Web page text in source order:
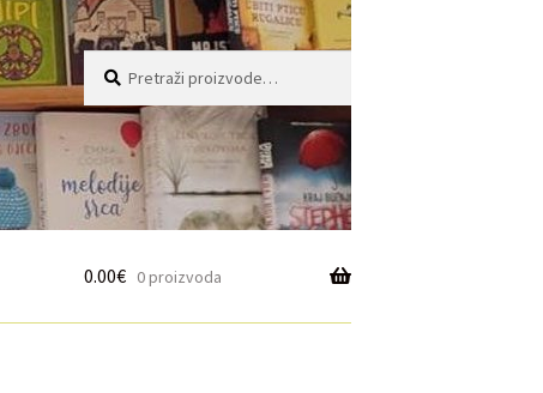
0.00€ 0 proizvoda